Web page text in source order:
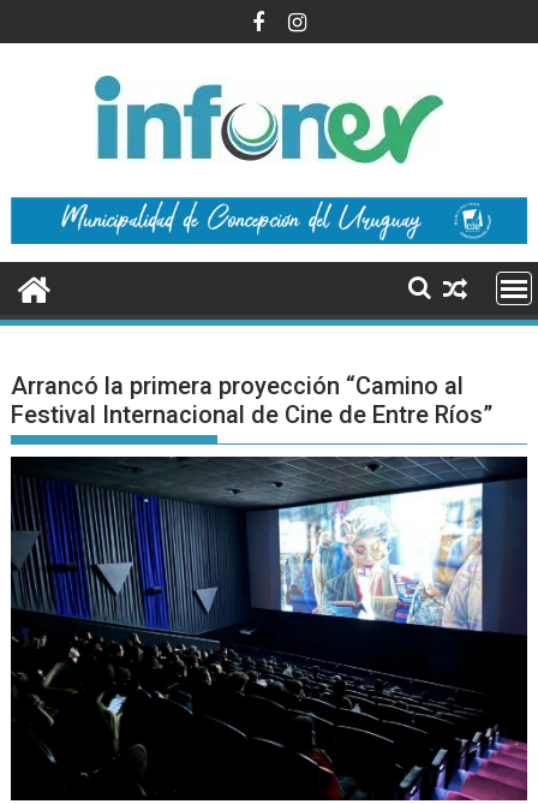
al
Arrancó la primera proyección “Camino al
Festival Internacional de Cine de Entre Ríos”